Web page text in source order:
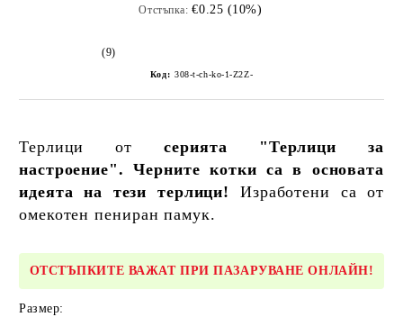
Отстъпка: €0.25 (10%)
(9)
Код: 308-t-ch-ko-1-Z2Z-
Терлици отсерията "Терлици за
настроение". Черните котки са в основата
идеята на тези терлици!
Изработени са от
омекотен пениран памук.
ОТСТЪПКИТЕ ВАЖАТ ПРИ ПАЗАРУВАНЕ ОНЛАЙН!
Размер: